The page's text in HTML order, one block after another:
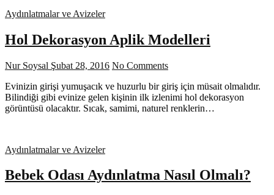
Aydınlatmalar ve Avizeler
Hol Dekorasyon Aplik Modelleri
Nur Soysal Şubat 28, 2016 No Comments
Evinizin girişi yumuşacık ve huzurlu bir giriş için müsait olmalıdır.
Bilindiği gibi evinize gelen kişinin ilk izlenimi hol dekorasyon
görüntüsü olacaktır. Sıcak, samimi, naturel renklerin…
Aydınlatmalar ve Avizeler
Bebek Odası Aydınlatma Nasıl Olmalı?